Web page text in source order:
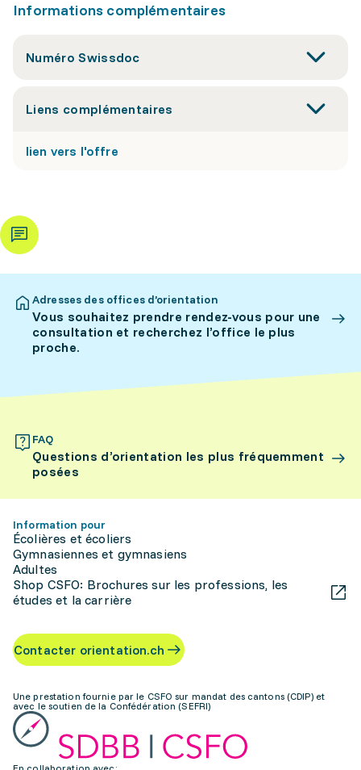
Informations complémentaires
Numéro Swissdoc
Liens complémentaires
lien vers l'offre
Adresses des offices d’orientation
Vous souhaitez prendre rendez-vous pour une
consultation et recherchez l’office le plus
proche.
FAQ
Questions d’orientation les plus fréquemment
posées
Information pour
Écolières et écoliers
Gymnasiennes et gymnasiens
Adultes
Shop CSFO: Brochures sur les professions, les
études et la carrière
Contacter orientation.ch
Une prestation fournie par le CSFO sur mandat des cantons (CDIP) et
avec le soutien de la Confédération (SEFRI)